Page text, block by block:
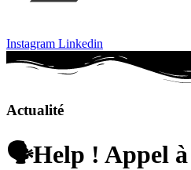
Instagram Linkedin
Actualité
🗣️Help ! Appel à